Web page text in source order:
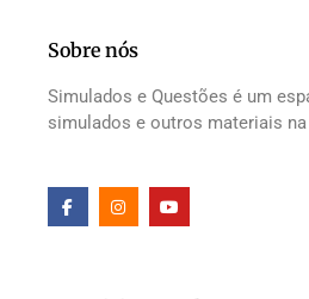
Sobre nós
Simulados e Questões é um
simulados e outros materiais